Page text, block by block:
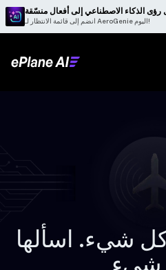
رؤى الذكاء الاصطناعي إلى أفعال منسّقة
انضم إلى قائمة الانتظار لـ AeroGenie اليوم!
شيء. اسألها